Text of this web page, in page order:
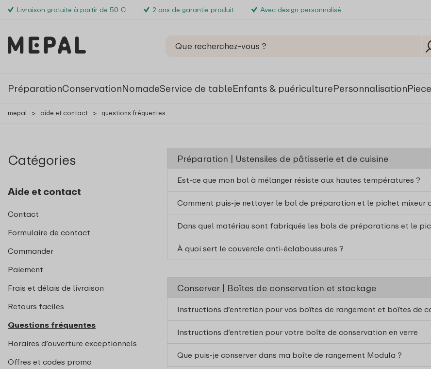
Livraison gratuite à partir de 50 € 2 ans de garantie produit Avec design personnalisé
PréparationConservationNomadeService de tableEnfants & puériculturePersonnalisation
mepal > aide et contact > questions fréquentes
Catégories
Aide et contact
Contact
Formulaire de contact
Commander
Paiement
Frais et délais de livraison
Retours faciles
Questions fréquentes
Horaires d’ouverture exceptionnels
Offres et codes promo
Préparation | Ustensiles de pâtisserie et de cuisine
Est-ce que mon bol à mélanger résiste aux hautes températures ?
Comment puis-je nettoyer le bol de préparation et le pichet mixeur
Dans quel matériau sont fabriqués les bols de préparations et le
À quoi sert le couvercle anti-éclaboussures ?
Conserver | Boîtes de conservation et stockage
Instructions d’entretien pour vos boîtes de rangement et boîtes de
Instructions d’entretien pour votre boîte de conservation en verre
Que puis-je conserver dans ma boîte de rangement Modula ?